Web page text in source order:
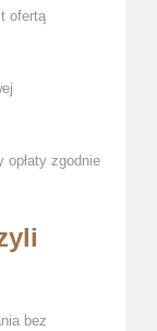
ofertą
zgodnie
bez